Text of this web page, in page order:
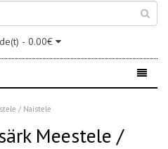
- 0.00€
/ Naistele
Meestele /